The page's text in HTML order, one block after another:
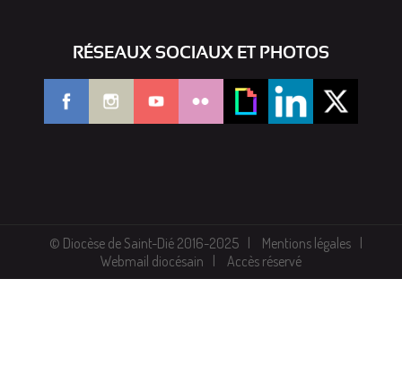
RÉSEAUX SOCIAUX ET PHOTOS
© Diocèse de Saint-Dié 2016-2025
Mentions légales
Webmail diocésain
Accès réservé